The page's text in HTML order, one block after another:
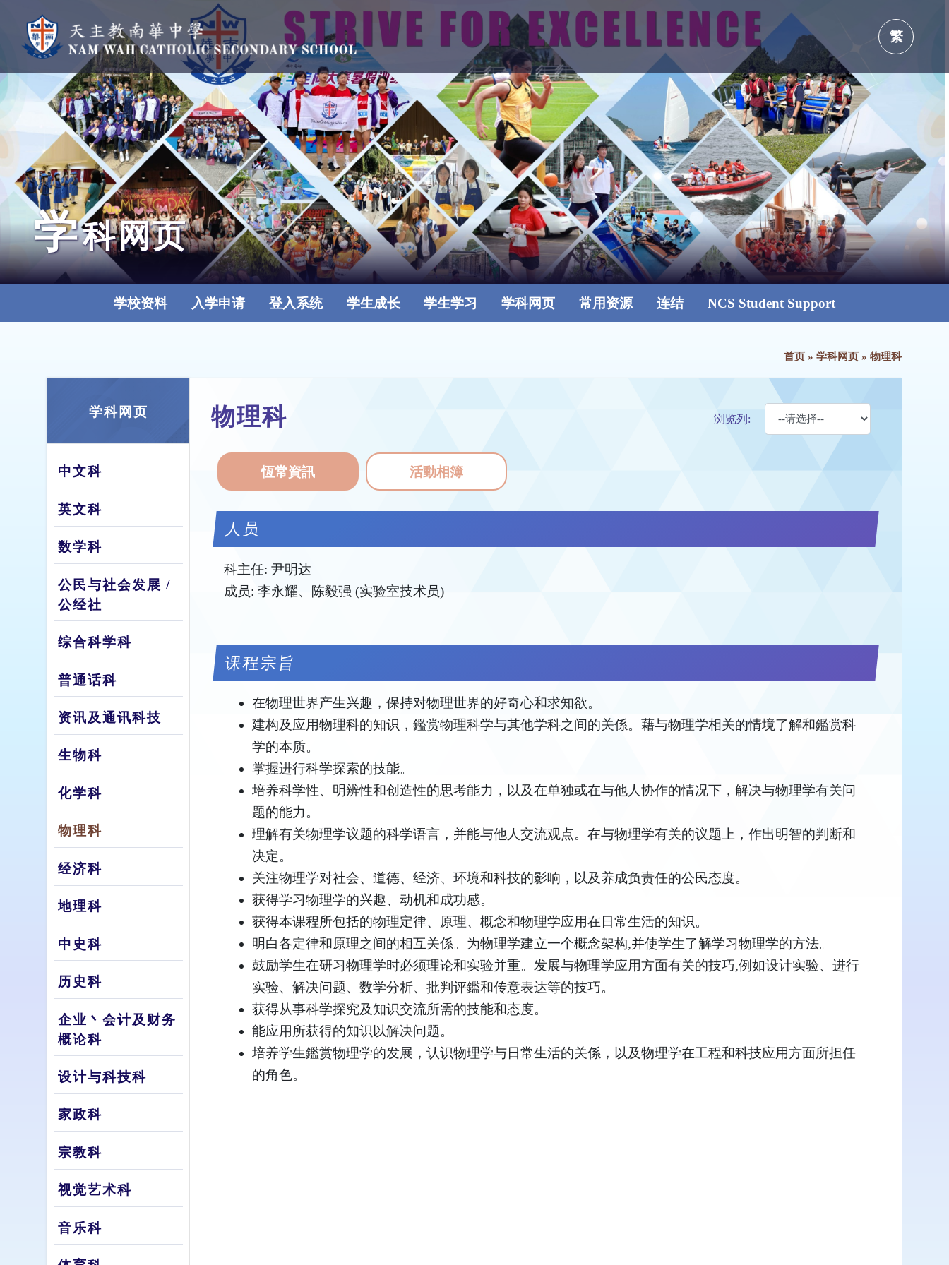
繁
学科网页
学校资料 入学申请 登入系统 学生成长 学生学习 学科网页 常用资源 连结 NCS Student Support
首页» 学科网页» 物理科
学科网页
中文科
英文科
数学科
公民与社会发展 /
公经社
综合科学科
普通话科
资讯及通讯科技
生物科
化学科
物理科
经济科
地理科
中史科
历史科
企业丶会计及财务
概论科
设计与科技科
家政科
宗教科
视觉艺术科
音乐科
物理科 浏览列:
恆常資訊 活動相簿
人员
科主任: 尹明达
成员: 李永耀、陈毅强 (实验室技术员)
课程宗旨
在物理世界产生兴趣，保持对物理世界的好奇心和求知欲。
建构及应用物理科的知识，鑑赏物理科学与其他学科之间的关係。藉与物理学相关的情境了解和鑑赏科
学的本质。
掌握进行科学探索的技能。
培养科学性、明辨性和创造性的思考能力，以及在单独或在与他人协作的情况下，解决与物理学有关问
题的能力。
理解有关物理学议题的科学语言，并能与他人交流观点。在与物理学有关的议题上，作出明智的判断和
决定。
关注物理学对社会、道德、经济、环境和科技的影响，以及养成负责任的公民态度。
获得学习物理学的兴趣、动机和成功感。
获得本课程所包括的物理定律、原理、概念和物理学应用在日常生活的知识。
明白各定律和原理之间的相互关係。为物理学建立一个概念架构,并使学生了解学习物理学的方法。
鼓励学生在研习物理学时必须理论和实验并重。发展与物理学应用方面有关的技巧,例如设计实验、进行
实验、解决问题、数学分析、批判评鑑和传意表达等的技巧。
获得从事科学探究及知识交流所需的技能和态度。
能应用所获得的知识以解决问题。
培养学生鑑赏物理学的发展，认识物理学与日常生活的关係，以及物理学在工程和科技应用方面所担任
的角色。